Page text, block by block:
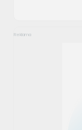
Reklama